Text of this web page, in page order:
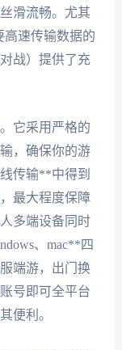
滑流畅。尤其
速传输数据的
战）提供了充
它采用严格的
，确保你的游
传输**中得到
最大程度保障
多端设备同时
、mac**四
端游，出门换
号即可全平台
便利。